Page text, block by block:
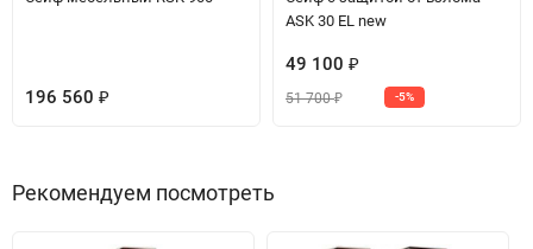
196 560 ₽
ASK 30 EL new
49 100 ₽
51 700₽ -5%
Рекомендуем посмотреть